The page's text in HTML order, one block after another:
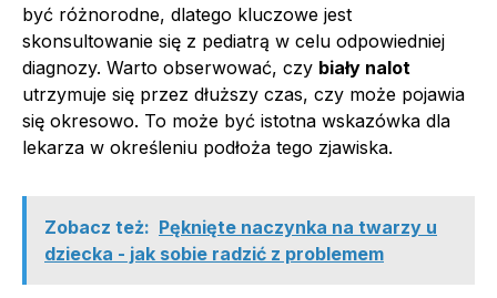
być różnorodne, dlatego kluczowe jest
skonsultowanie się z pediatrą w celu odpowiedniej
diagnozy. Warto obserwować, czy biały nalot
utrzymuje się przez dłuższy czas, czy może pojawia
się okresowo. To może być istotna wskazówka dla
lekarza w określeniu podłoża tego zjawiska.
Zobacz też: Pęknięte naczynka na twarzy u
dziecka - jak sobie radzić z problemem